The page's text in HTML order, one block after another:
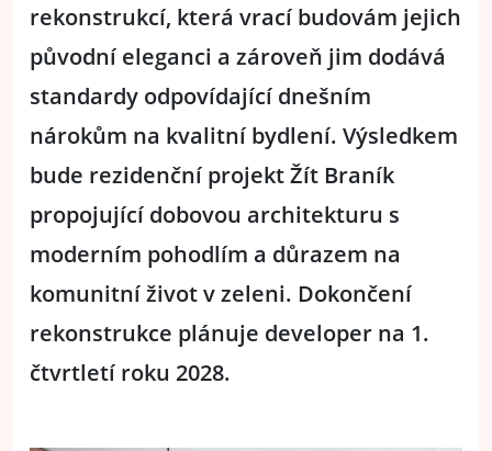
rekonstrukcí, která vrací budovám jejich
původní eleganci a zároveň jim dodává
standardy odpovídající dnešním
nárokům na kvalitní bydlení. Výsledkem
bude rezidenční projekt Žít Braník
propojující dobovou architekturu s
moderním pohodlím a důrazem na
komunitní život v zeleni. Dokončení
rekonstrukce plánuje developer na 1.
čtvrtletí roku 2028.